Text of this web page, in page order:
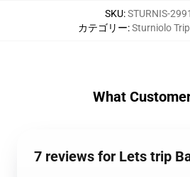
SKU:STURNIS-
カテゴリー:Sturniolo
What
7 reviews for Lets trip